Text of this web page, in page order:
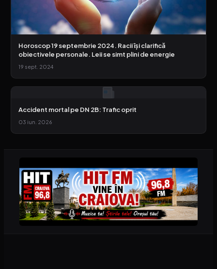
Horoscop 19 septembrie 2024. Racii își clarifică
obiectivele personale. Leii se simt plini de energie
19 sept. 2024
Accident mortal pe DN 2B: Trafic oprit
03 iun. 2026